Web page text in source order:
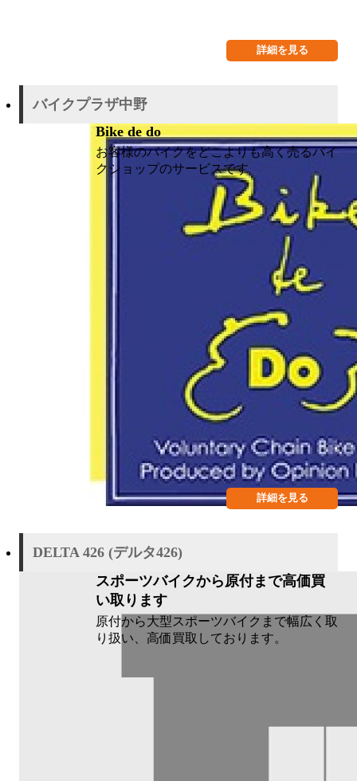
詳細を見る
バイクプラザ中野
Bike de do
お客様のバイクをどこよりも高く売るバイ
クショップのサービスです
詳細を見る
DELTA 426 (デルタ426)
スポーツバイクから原付まで高価買
い取ります
原付から大型スポーツバイクまで幅広く取
り扱い、高価買取しております。